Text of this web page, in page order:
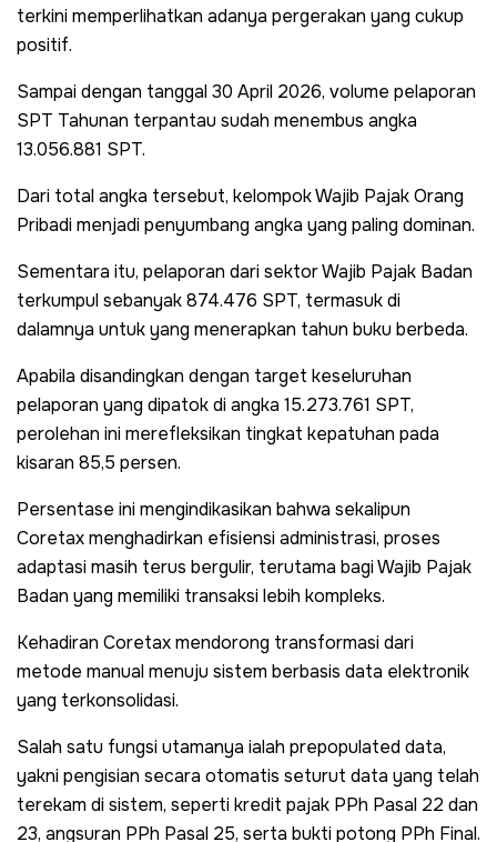
terkini memperlihatkan adanya pergerakan yang cukup
positif.
Sampai dengan tanggal 30 April 2026, volume pelaporan
SPT Tahunan terpantau sudah menembus angka
13.056.881 SPT.
Dari total angka tersebut, kelompok Wajib Pajak Orang
Pribadi menjadi penyumbang angka yang paling dominan.
Sementara itu, pelaporan dari sektor Wajib Pajak Badan
terkumpul sebanyak 874.476 SPT, termasuk di
dalamnya untuk yang menerapkan tahun buku berbeda.
Apabila disandingkan dengan target keseluruhan
pelaporan yang dipatok di angka 15.273.761 SPT,
perolehan ini merefleksikan tingkat kepatuhan pada
kisaran 85,5 persen.
Persentase ini mengindikasikan bahwa sekalipun
Coretax menghadirkan efisiensi administrasi, proses
adaptasi masih terus bergulir, terutama bagi Wajib Pajak
Badan yang memiliki transaksi lebih kompleks.
Kehadiran Coretax mendorong transformasi dari
metode manual menuju sistem berbasis data elektronik
yang terkonsolidasi.
Salah satu fungsi utamanya ialah prepopulated data,
yakni pengisian secara otomatis seturut data yang telah
terekam di sistem, seperti kredit pajak PPh Pasal 22 dan
23, angsuran PPh Pasal 25, serta bukti potong PPh Final.